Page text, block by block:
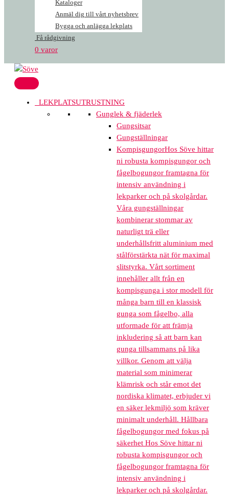
Kataloger
Anmäl dig till vårt nyhetsbrev
Bygga och anlägga lekplats
Få rådgivning
0 varor
LEKPLATSUTRUSTNING
Gunglek & fjäderlek
Gungsitsar
Gungställningar
KompisgungorHos Söve hittar
ni robusta kompisgungor och
fågelbogungor framtagna för
intensiv användning i
lekparker och på skolgårdar.
Våra gungställningar
kombinerar stommar av
naturligt trä eller
underhållsfritt aluminium med
stålförstärkta nät för maximal
slitstyrka. Vårt sortiment
innehåller allt från en
kompisgunga i stor modell för
många barn till en klassisk
gunga som fågelbo, alla
utformade för att främja
inkludering så att barn kan
gunga tillsammans på lika
villkor. Genom att välja
material som minimerar
klämrisk och står emot det
nordiska klimatet, erbjuder vi
en säker lekmiljö som kräver
minimalt underhåll. Hållbara
fågelbogungor med fokus på
säkerhet Hos Söve hittar ni
robusta kompisgungor och
fågelbogungor framtagna för
intensiv användning i
lekparker och på skolgårdar.